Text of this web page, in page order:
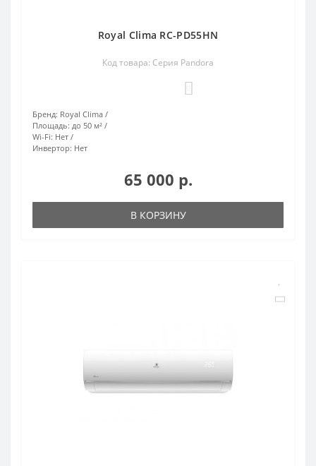
Royal Clima RC-PD55HN
Код товара: Серия Pandora
Бренд: Royal Clima
Площадь: до 50 м²
Wi-Fi: Нет
Инвертор: Нет
65 000 р.
В КОРЗИНУ